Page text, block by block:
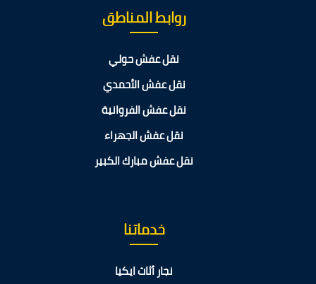
روابط المناطق
نقل عفش حولي
نقل عفش الأحمدي
نقل عفش الفروانية
نقل عفش الجهراء
نقل عفش مبارك الكبير
خدماتنا
نجار أثاث ايكيا